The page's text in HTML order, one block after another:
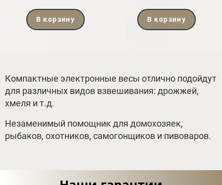
В корзину В корзину
Компактные электронные весы отлично подойдут
для различных видов взвешивания: дрожжей,
хмеля и т.д.
Незаменимый помощник для домохозяек,
рыбаков, охотников, самогонщиков и пивоваров.